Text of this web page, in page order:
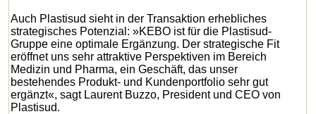
Auch Plastisud sieht in der Transaktion erhebliches
strategisches Potenzial: »KEBO ist für die Plastisud-
Gruppe eine optimale Ergänzung. Der strategische Fit
eröffnet uns sehr attraktive Perspektiven im Bereich
Medizin und Pharma, ein Geschäft, das unser
bestehendes Produkt- und Kundenportfolio sehr gut
ergänzt«, sagt Laurent Buzzo, President und CEO von
Plastisud.